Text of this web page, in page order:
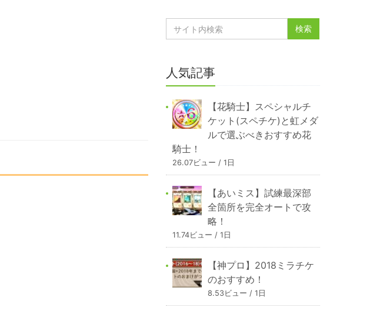
人気記事
【花騎士】スペシャルチ
ケット(スペチケ)と虹メダ
ルで選ぶべきおすすめ花
騎士！
26.07ビュー / 1日
【あいミス】試練最深部
全箇所を完全オートで攻
略！
11.74ビュー / 1日
【神プロ】2018ミラチケ
のおすすめ！
8.53ビュー / 1日